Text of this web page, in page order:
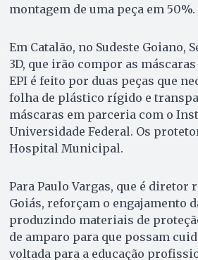
montagem de uma peça em 50%.
Em Catalão, no Sudeste Goiano,
3D, que irão compor as
EPI é feito por duas peças que
folha de plástico rígido e
máscaras em parceria com o
Universidade Federal. Os
Hospital Municipal.
Para Paulo Vargas, que é diretor
Goiás, reforçam o engajamento
produzindo materiais de
de amparo para que possam
voltada para a educação